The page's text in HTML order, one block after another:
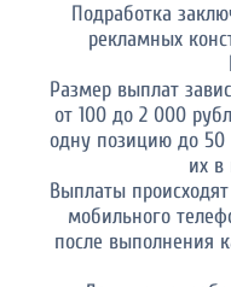
Подработка
рекламных
Размер выплат
от 100 до 2 000
одну позицию до 50
их в
Выплаты
мобильного
после выполнения